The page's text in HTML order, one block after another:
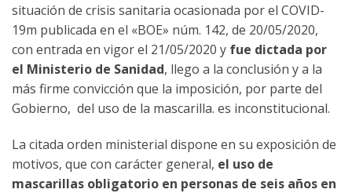
situación de crisis sanitaria ocasionada por el COVID-
19m publicada en el «BOE» núm. 142, de 20/05/2020,
con entrada en vigor el 21/05/2020 y fue dictada por
el Ministerio de Sanidad, llego a la conclusión y a la
más firme convicción que la imposición, por parte del
Gobierno, del uso de la mascarilla. es inconstitucional.
La citada orden ministerial dispone en su exposición de
motivos, que con carácter general, el uso de
mascarillas obligatorio en personas de seis años en